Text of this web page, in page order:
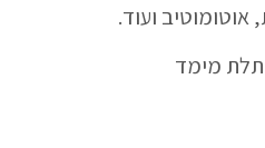
אוטומוטיב ועוד.